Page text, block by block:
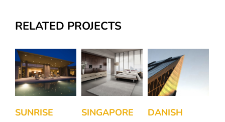
RELATED PROJECTS
SUNRISE
SINGAPORE
DANISH